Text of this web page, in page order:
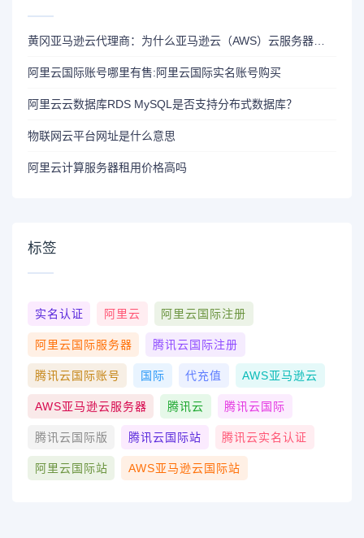
阿里云国际账号哪里有售:阿里云国际实名账号购买
阿里云云数据库RDS MySQL是否支持分布式数据库？
物联网云平台网址是什么意思
阿里云计算服务器租用价格高吗
标签
实名认证 阿里云 阿里云国际注册
阿里云国际服务器 腾讯云国际注册
腾讯云国际账号 国际 代充值 AWS亚马逊云
AWS亚马逊云服务器 腾讯云 腾讯云国际
腾讯云国际版 腾讯云国际站 腾讯云实名认证
阿里云国际站 AWS亚马逊云国际站